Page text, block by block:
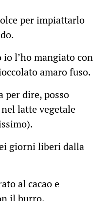
per impiattarlo
l’ho mangiato con
amaro fuso.
per dire, posso
latte vegetale
giorni liberi dalla
al cacao e
il burro.